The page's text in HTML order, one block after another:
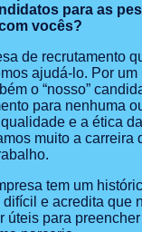
para as
vocês?
de recrutamento
ajudá-lo. Por um
o “nosso”
para nenhuma
e a ética
muito a carreira
tem um
e acredita que
úteis para